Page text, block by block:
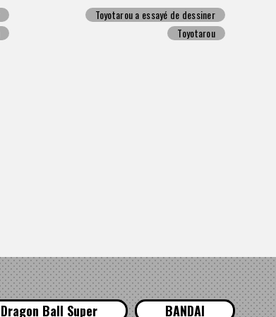
Toyotarou a essayé de dessiner
Toyotarou
Dragon Ball Super BANDAI